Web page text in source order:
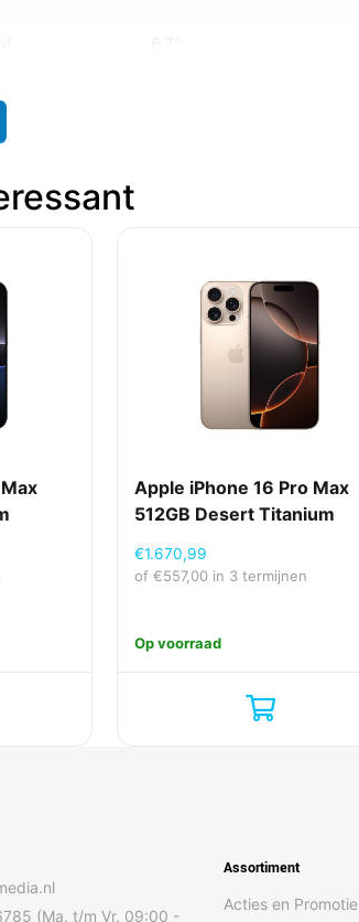
Apple iPhone 16 Pro Max
512GB Desert Titanium
€1.670,99
of€557,00 in 3 termijnen
Op voorraad
(Ma. t/m Vr. 09:00 -
Assortiment
Acties en Promotie